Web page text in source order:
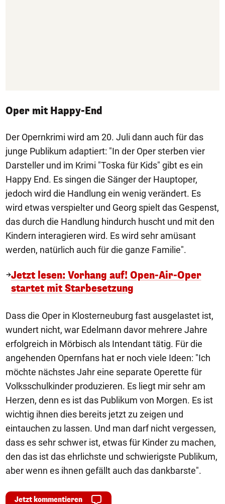
Oper mit Happy-End
Der Opernkrimi wird am 20. Juli dann auch für das
junge Publikum adaptiert: "In der Oper sterben vier
Darsteller und im Krimi "Toska für Kids" gibt es ein
Happy End. Es singen die Sänger der Hauptoper,
jedoch wird die Handlung ein wenig verändert. Es
wird etwas verspielter und Georg spielt das Gespenst,
das durch die Handlung hindurch huscht und mit den
Kindern interagieren wird. Es wird sehr amüsant
werden, natürlich auch für die ganze Familie".
Jetzt lesen: Vorhang auf! Open-Air-Oper
startet mit Starbesetzung
Dass die Oper in Klosterneuburg fast ausgelastet ist,
wundert nicht, war Edelmann davor mehrere Jahre
erfolgreich in Mörbisch als Intendant tätig. Für die
angehenden Opernfans hat er noch viele Ideen: "Ich
möchte nächstes Jahr eine separate Operette für
Volksschulkinder produzieren. Es liegt mir sehr am
Herzen, denn es ist das Publikum von Morgen. Es ist
wichtig ihnen dies bereits jetzt zu zeigen und
eintauchen zu lassen. Und man darf nicht vergessen,
dass es sehr schwer ist, etwas für Kinder zu machen,
den das ist das ehrlichste und schwierigste Publikum,
aber wenn es ihnen gefällt auch das dankbarste".
Jetzt kommentieren